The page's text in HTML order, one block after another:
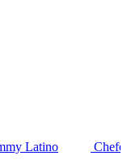
Chefes da PF saem